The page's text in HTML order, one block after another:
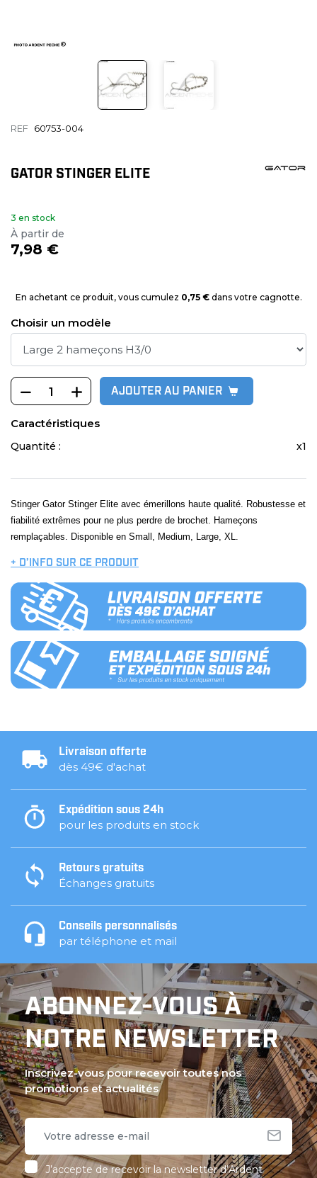
REF 60753-004
GATOR STINGER ELITE
3 en stock
À partir de
7,98 €
En achetant ce produit, vous cumulez 0,75 €dans votre cagnotte.
Choisir un modèle
AJOUTER AU PANIER
Caractéristiques
Quantité : x1
Stinger Gator Stinger Elite avec émerillons haute qualité. Robustesse et
fiabilité extrêmes pour ne plus perdre de brochet. Hameçons
remplaçables. Disponible en Small, Medium, Large, XL.
+ D’INFO SUR CE PRODUIT
Livraison offerte
dès 49€ d'achat
Expédition sous 24h
pour les produits en stock
Retours gratuits
Échanges gratuits
Conseils personnalisés
par téléphone et mail
ABONNEZ-VOUS À
NOTRE NEWSLETTER
Inscrivez-vous pour recevoir toutes nos
promotions et actualités
J’accepte de recevoir la newsletter d’Ardent